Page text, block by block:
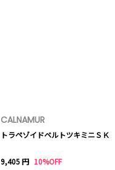
CALNAMUR
トラペゾイドベルトツキミニＳＫ
9,405 円 10%OFF